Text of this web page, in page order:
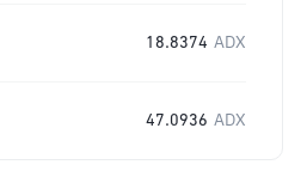
18.8374 ADX
47.0936 ADX